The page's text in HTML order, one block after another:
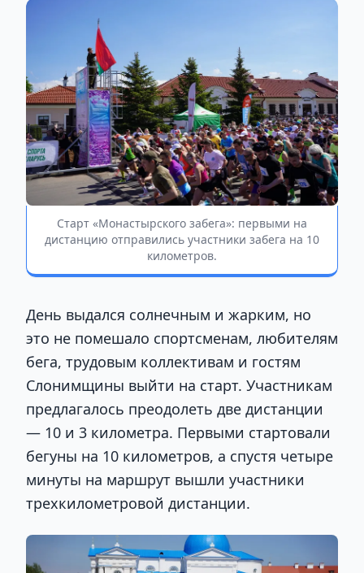
Старт «Монастырского забега»: первыми на
дистанцию отправились участники забега на 10
километров.
День выдался солнечным и жарким, но
это не помешало спортсменам, любителям
бега, трудовым коллективам и гостям
Слонимщины выйти на старт. Участникам
предлагалось преодолеть две дистанции
— 10 и 3 километра. Первыми стартовали
бегуны на 10 километров, а спустя четыре
минуты на маршрут вышли участники
трехкилометровой дистанции.